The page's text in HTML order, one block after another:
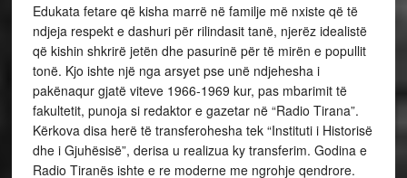
Edukata fetare që kisha marrë në familje më nxiste që të
ndjeja respekt e dashuri për rilindasit tanë, njerëz idealistë
që kishin shkrirë jetën dhe pasurinë për të mirën e popullit
tonë. Kjo ishte një nga arsyet pse unë ndjehesha i
pakënaqur gjatë viteve 1966-1969 kur, pas mbarimit të
fakultetit, punoja si redaktor e gazetar në “Radio Tirana”.
Kërkova disa herë të transferohesha tek “Instituti i Historisë
dhe i Gjuhësisë”, derisa u realizua ky transferim. Godina e
Radio Tiranës ishte e re moderne me ngrohje qendrore.